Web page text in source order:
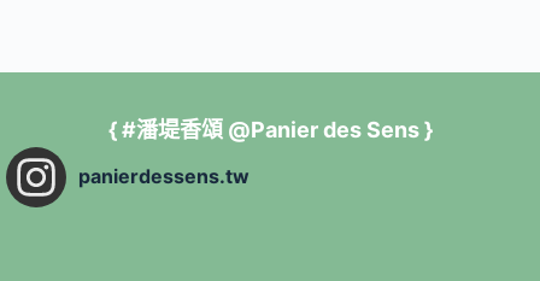
{ #潘堤香頌 @Panier des Sens }
panierdessens.tw